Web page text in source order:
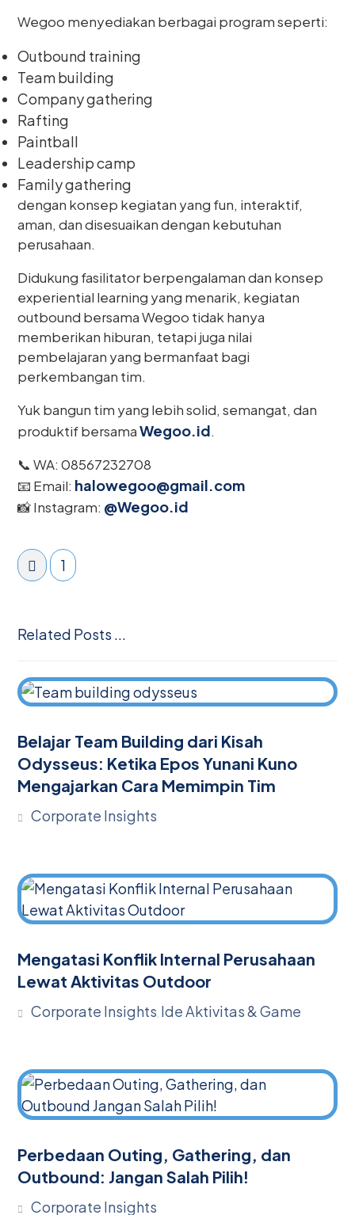
Wegoo menyediakan berbagai program seperti:
Outbound training
Team building
Company gathering
Rafting
Paintball
Leadership camp
Family gathering
dengan konsep kegiatan yang fun, interaktif,
aman, dan disesuaikan dengan kebutuhan
perusahaan.
Didukung fasilitator berpengalaman dan konsep
experiential learning yang menarik, kegiatan
outbound bersama Wegoo tidak hanya
memberikan hiburan, tetapi juga nilai
pembelajaran yang bermanfaat bagi
perkembangan tim.
Yuk bangun tim yang lebih solid, semangat, dan
produktif bersamaWegoo.id.
📞 WA: 08567232708
📧 Email: halowegoo@gmail.com
📸 Instagram: @Wegoo.id
1
Related Posts ...
Belajar Team Building dari Kisah
Odysseus: Ketika Epos Yunani Kuno
Mengajarkan Cara Memimpin Tim
Corporate Insights
Mengatasi Konflik Internal Perusahaan
Lewat Aktivitas Outdoor
Corporate Insights, Ide Aktivitas & Game
Perbedaan Outing, Gathering, dan
Outbound: Jangan Salah Pilih!
Corporate Insights